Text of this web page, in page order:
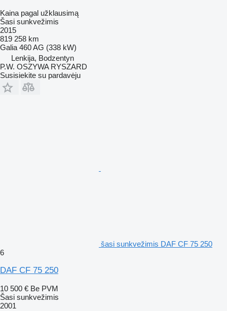
Kaina pagal užklausimą
Šasi sunkvežimis
2015
819 258 km
Galia 460 AG (338 kW)
Lenkija, Bodzentyn
P.W. OSZYWA RYSZARD
Susisiekite su pardavėju
šasi sunkvežimis DAF CF 75 250
6
DAF CF 75 250
10 500 € Be PVM
Šasi sunkvežimis
2001